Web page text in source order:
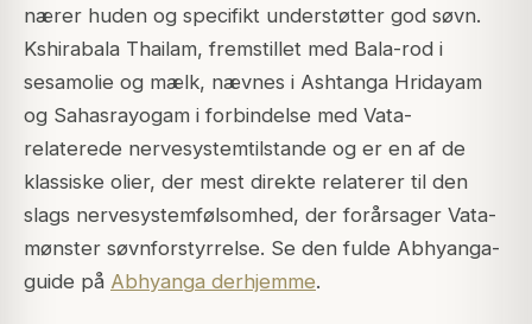
nærer huden og specifikt understøtter god søvn.
Kshirabala Thailam, fremstillet med Bala-rod i
sesamolie og mælk, nævnes i Ashtanga Hridayam
og Sahasrayogam i forbindelse med Vata-
relaterede nervesystemtilstande og er en af de
klassiske olier, der mest direkte relaterer til den
slags nervesystemfølsomhed, der forårsager Vata-
mønster søvnforstyrrelse. Se den fulde Abhyanga-
guide på Abhyanga derhjemme.